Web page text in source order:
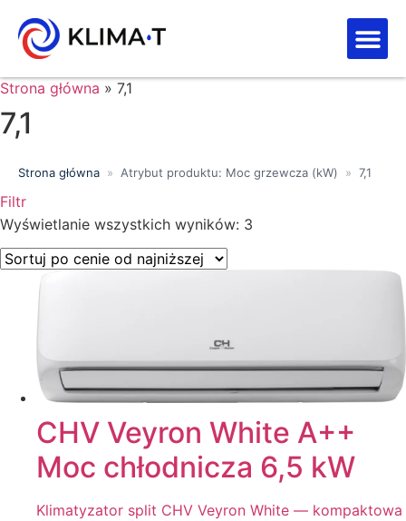
Strona główna » 7,1
7,1
Strona główna » Atrybut produktu: Moc grzewcza (kW) » 7,1
Filtr
Price filter
Wyszukiwanie tekstowe
Kategorie produktów
Moc chłodnicza (kW)
Wykończenie
Filtr
Wyświetlanie wszystkich wyników: 3
CHV Veyron White A++
Moc chłodnicza 6,5 kW
Klimatyzator split CHV Veyron White — kompaktowa